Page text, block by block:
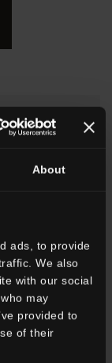
About
ads, to provide
We also
with our social
may
provided to
of their